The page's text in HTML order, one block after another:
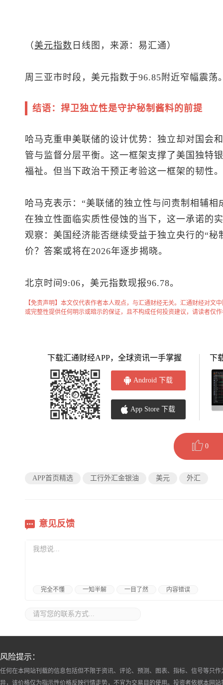
（美元指数 日线图，来源：易汇通）
周三亚市时段， 美元指数于96.85附近窄幅震荡
结语：捍卫独立性是守护秘制酱料的前提
哈马克重申美联储的设计优势：独立却对国会
管与监督分层平衡。这一框架支撑了美国独特
福祉。但当下政治干预正考验这一框架的韧性。
哈马克表示：“美联储的独立性与问责制相辅
在独立性面临实质性侵蚀的当下，这一承诺的
观察：美国经济能否继续受益于独立央行的“
价？答案或将在2026年逐步揭晓。
北京时间9:06， 美元指数现报96.78。
【免责声明】本文仅代表作者本人观点，与汇通财经无关。汇通财经对文
或完整性提供任何明示或暗示的保证，且不构成任何投资建议，请读者仅
下载汇通财经APP，全球资讯一手掌握
Android 下载
App Store 下载
下
0
APP首页精选 工行外汇金银油 美元 外汇
意见反馈
完全不懂 一知半解 一目了然 内容错误
风险提示：
任何在本网站刊载的信息包括但不限于资讯、评论、预测、图表、指标、信号等只
异，该价格仅为指示性价格反映行情走势，不宜为交易目的使用。投资者依据本网